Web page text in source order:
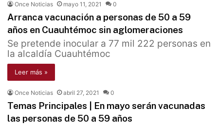
Once Noticias mayo 11, 2021 0
Arranca vacunación a personas de 50 a 59
años en Cuauhtémoc sin aglomeraciones
Se pretende inocular a 77 mil 222 personas en
la alcaldía Cuauhtémoc
Leer más »
Once Noticias abril 27, 2021 0
Temas Principales | En mayo serán vacunadas
las personas de 50 a 59 años